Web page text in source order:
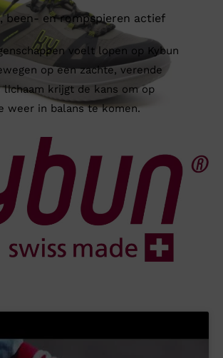
been- en rompspieren actief
voelt lopen op Kybun
op een zachte, verende
lichaam krijgt de kans om op
weer in balans te komen.